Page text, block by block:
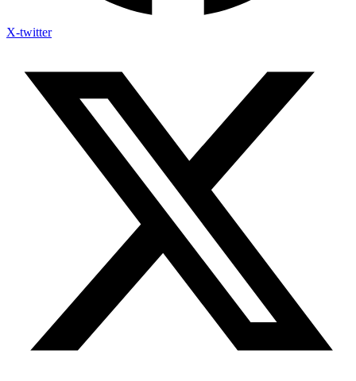
X-twitter